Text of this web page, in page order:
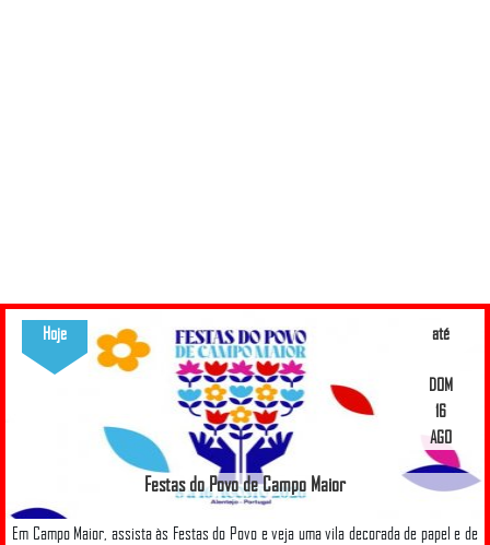
Festas do Povo de Campo Maior
Em Campo Maior, assista às Festas do Povo e veja uma vila decorada de papel e de
até
DOM
16
AGO
Hoje